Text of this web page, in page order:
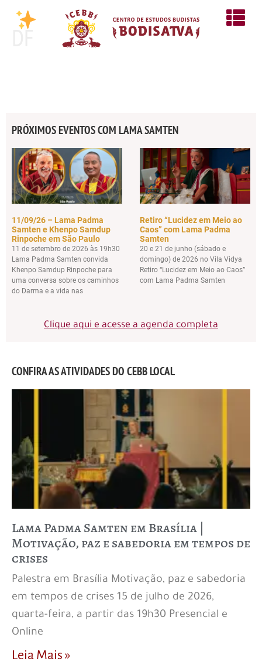
DF
PRÓXIMOS EVENTOS COM LAMA SAMTEN
11/09/26 – Lama Padma
Samten e Khenpo Samdup
Rinpoche em São Paulo
11 de setembro de 2026 às 19h30
Lama Padma Samten convida
Khenpo Samdup Rinpoche para
uma conversa sobre os caminhos
do Darma e a vida nas
Retiro “Lucidez em Meio ao
Caos” com Lama Padma
Samten
20 e 21 de junho (sábado e
domingo) de 2026 no Vila Vidya
Retiro “Lucidez em Meio ao Caos”
com Lama Padma Samten
Clique aqui e acesse a agenda completa
CONFIRA AS ATIVIDADES DO CEBB LOCAL
Lama Padma Samten em Brasília |
Motivação, paz e sabedoria em tempos de
crises
Palestra em Brasília Motivação, paz e sabedoria
em tempos de crises 15 de julho de 2026,
quarta-feira, a partir das 19h30 Presencial e
Online
Leia Mais »